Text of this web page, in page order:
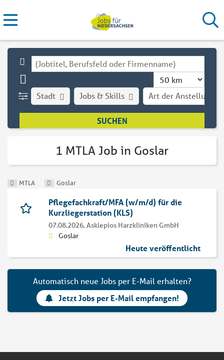
Stadt Art der Anstellung
Jobs & Skills
1 MTLA Job in Goslar
MTLA Goslar
Pflegefachkraft/MFA (w/m/d) für die
Kurzliegerstation (KLS)
07.08.2026,Asklepios Harzkliniken GmbH
Goslar
Heute veröffentlicht
Automatisch neue Jobs per E-Mail erhalten?
Jetzt Jobs per E-Mail empfangen!